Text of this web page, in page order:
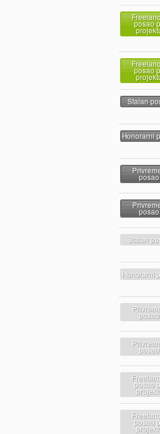
posao
posao
Stalan
Honorarni
posao
posao
Stalan
Honorarni
posao
posao
posao
posao